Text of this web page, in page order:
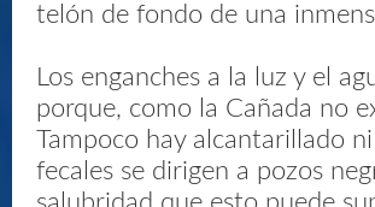
telón de fondo de una
Los enganches a la luz y el
porque, como la Cañada no
Tampoco hay alcantarillado
fecales se dirigen a pozos